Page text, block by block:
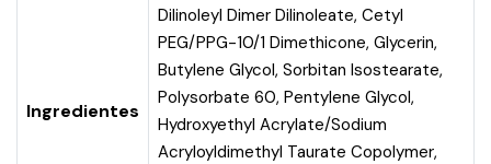
Ingredientes
Dilinoleyl Dimer Dilinoleate, Cetyl
PEG/PPG-10/1 Dimethicone, Glycerin,
Butylene Glycol, Sorbitan Isostearate,
Polysorbate 60, Pentylene Glycol,
Hydroxyethyl Acrylate/Sodium
Acryloyldimethyl Taurate Copolymer,